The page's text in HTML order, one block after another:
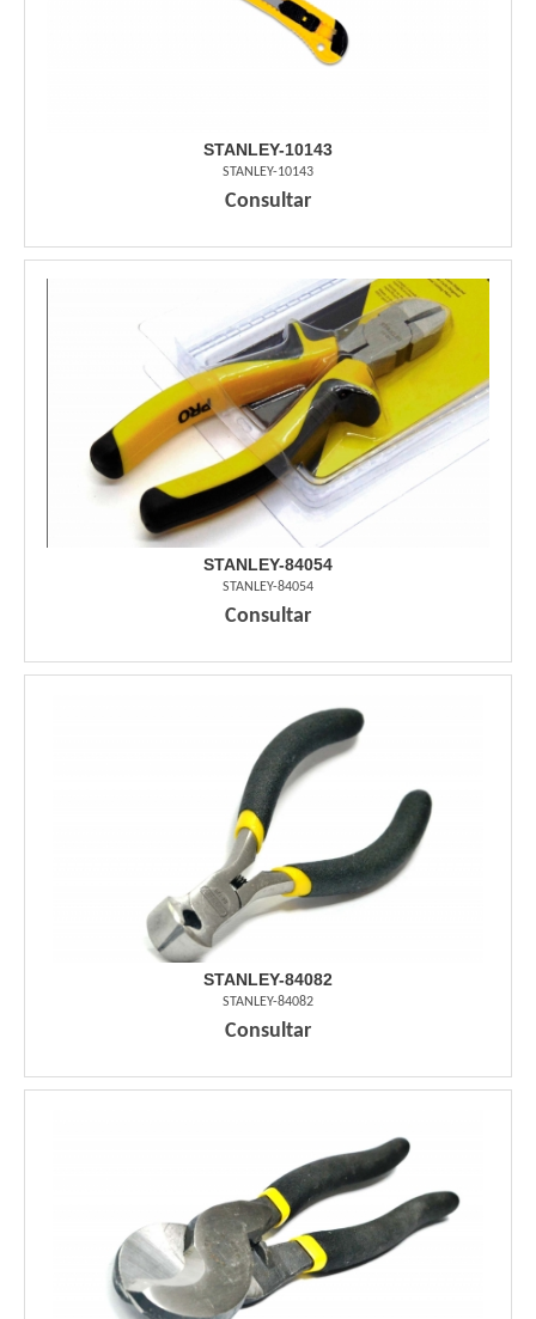
STANLEY-10143
STANLEY-10143
Consultar
STANLEY-84054
STANLEY-84054
Consultar
STANLEY-84082
STANLEY-84082
Consultar